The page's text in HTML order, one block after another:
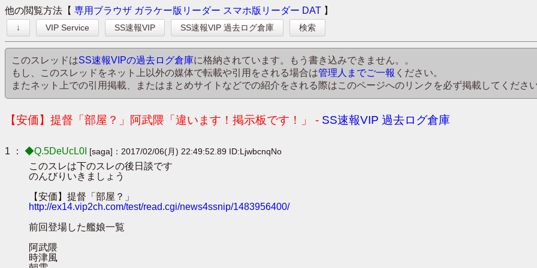
他の閲覧方法【 専用ブラウザ ガラケー版リーダー スマホ版リーダー DAT 】
↓ VIP Service SS速報VIP SS速報VIP 過去ログ倉庫 検索
このスレッドはSS速報VIPの過去ログ倉庫に格納されています。もう書き込みできません。。
もし、このスレッドをネット上以外の媒体で転載や引用をされる場合は管理人までご一報 ください。
またネット上での引用掲載、またはまとめサイトなどでの紹介をされる際はこのページへのリンクを必ず掲載してくださ
【安価】提督「部屋？」阿武隈「違います！掲示板です！」 - SS速報VIP 過去ログ倉庫
1 ： ◆Q.5DeUcL0I [saga]：2017/02/06(月) 22:49:52.89 ID:LjwbcnqNo
このスレは下のスレの後日談です
のんびりいきましょう
【安価】提督「部屋？」
http://ex14.vip2ch.com/test/read.cgi/news4ssnip/1483956400/
前回登場した艦娘一覧
阿武隈
時津風